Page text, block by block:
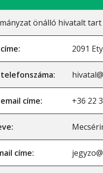
önálló hivatalt tart
2091
címe: +36 22
címe: